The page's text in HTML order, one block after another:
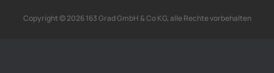
Copyright © 2026 163 Grad GmbH & Co KG, alle Rechte vorbehalten